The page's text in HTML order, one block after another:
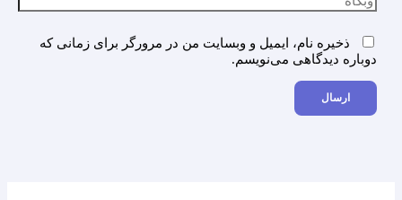
ذخیره نام، ایمیل و وبسایت من در مرورگر برای زمانی که
دوباره دیدگاهی می‌نویسم.